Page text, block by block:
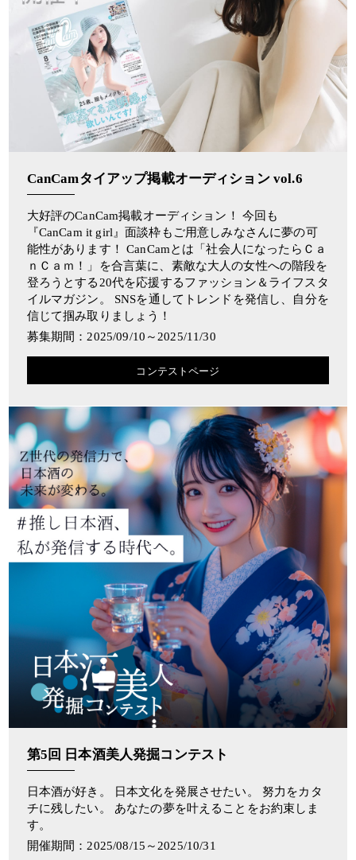
CanCamタイアップ掲載オーディション vol.6
大好評のCanCam掲載オーディション！ 今回も
『CanCam it girl』面談枠もご用意しみなさんに夢の可
能性があります！ CanCamとは「社会人になったらＣａ
ｎＣａｍ！」を合言葉に、素敵な大人の女性への階段を
登ろうとする20代を応援するファッション＆ライフスタ
イルマガジン。 SNSを通してトレンドを発信し、自分を
信じて掴み取りましょう！
募集期間：2025/09/10～2025/11/30
コンテストページ
第5回 日本酒美人発掘コンテスト
日本酒が好き。 日本文化を発展させたい。 努力をカタ
チに残したい。 あなたの夢を叶えることをお約束しま
す。
開催期間：2025/08/15～2025/10/31